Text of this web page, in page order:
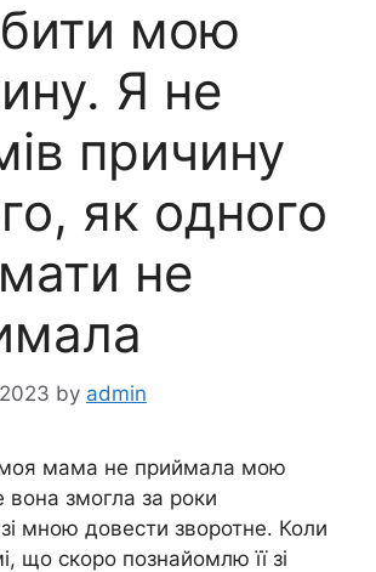
мою
Я не
причину
як одного
не
by admin
мама не приймала мою
змогла за роки
мною довести зворотне. Коли
що скоро познайомлю її зі